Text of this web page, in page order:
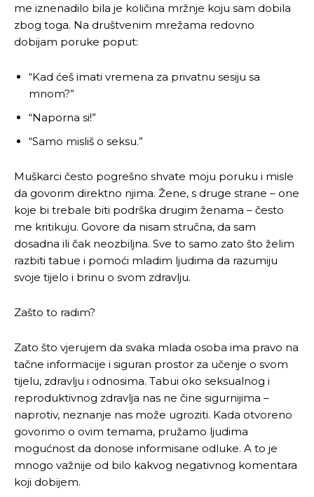
me iznenadilo bila je količina mržnje koju sam dobila
zbog toga. Na društvenim mrežama redovno
dobijam poruke poput:
“Kad ćeš imati vremena za privatnu sesiju sa
mnom?”
“Naporna si!”
“Samo misliš o seksu.”
Muškarci često pogrešno shvate moju poruku i misle
da govorim direktno njima. Žene, s druge strane – one
koje bi trebale biti podrška drugim ženama – često
me kritikuju. Govore da nisam stručna, da sam
dosadna ili čak neozbiljna. Sve to samo zato što želim
razbiti tabue i pomoći mladim ljudima da razumiju
svoje tijelo i brinu o svom zdravlju.
Zašto to radim?
Zato što vjerujem da svaka mlada osoba ima pravo na
tačne informacije i siguran prostor za učenje o svom
tijelu, zdravlju i odnosima. Tabui oko seksualnog i
reproduktivnog zdravlja nas ne čine sigurnijima –
naprotiv, neznanje nas može ugroziti. Kada otvoreno
govorimo o ovim temama, pružamo ljudima
mogućnost da donose informisane odluke. A to je
mnogo važnije od bilo kakvog negativnog komentara
koji dobijem.